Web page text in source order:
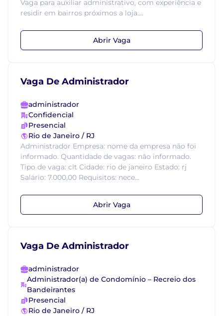
Vaga para auxiliar administrativo, com experiência e
residir em bairros próximos a loja....
Abrir Vaga
Vaga De Administrador
administrador
Confidencial
Presencial
Rio de Janeiro / RJ
Administrador Empresa: nome da empresa não foi
informado. Quantidade de vagas: não informado.
Tipo de vaga: clt Cidade: rio de janeiro Estado: rj
Salário: 7.000,00 Requisitos: nece...
Abrir Vaga
Vaga De Administrador
administrador
Administrador(a) de Condomínio – Recreio dos
Bandeirantes
Presencial
Rio de Janeiro / RJ